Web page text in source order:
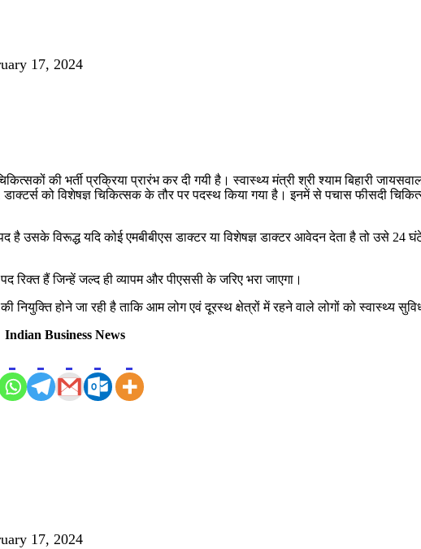
17, 2024
की भर्ती प्रक्रिया प्रारंभ कर दी गयी है। स्वास्थ्य मंत्री श्री श्याम बिहारी
को विशेषज्ञ चिकित्सक के तौर पर पदस्थ किया गया है। इनमें से पचास फीसदी
है उसके विरूद्ध यदि कोई एमबीबीएस डाक्टर या विशेषज्ञ डाक्टर आवेदन देता है तो उसे 24
रिक्त हैं जिन्हें जल्द ही व्यापम और पीएससी के जरिए भरा जाएगा।
होने जा रही है ताकि आम लोग एवं दूरस्थ क्षेत्रों में रहने वाले लोगों को स्वास्थ्य
Indian Business News
17, 2024